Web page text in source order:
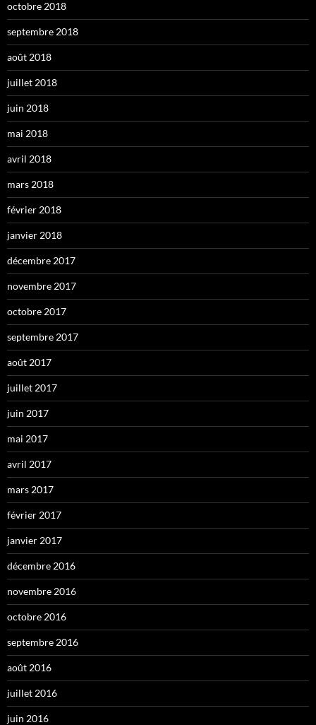
octobre 2018
septembre 2018
août 2018
juillet 2018
juin 2018
mai 2018
avril 2018
mars 2018
février 2018
janvier 2018
décembre 2017
novembre 2017
octobre 2017
septembre 2017
août 2017
juillet 2017
juin 2017
mai 2017
avril 2017
mars 2017
février 2017
janvier 2017
décembre 2016
novembre 2016
octobre 2016
septembre 2016
août 2016
juillet 2016
juin 2016